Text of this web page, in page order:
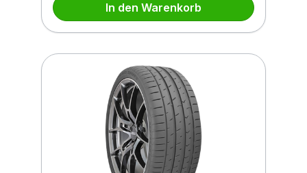
In den Warenkorb